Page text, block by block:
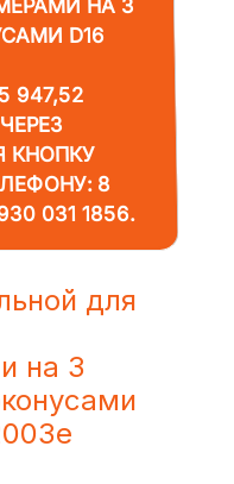
НА 3
D16
947,52
КНОПКУ
8
031 1856.
для
на 3